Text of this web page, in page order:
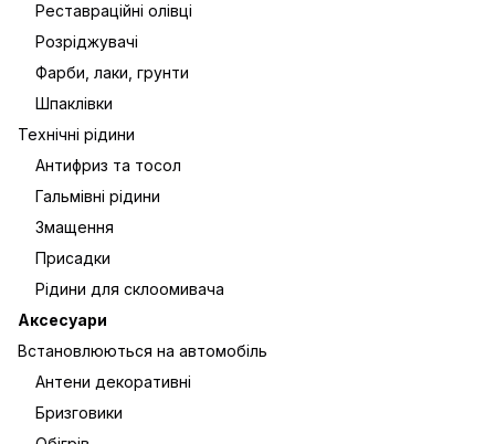
Реставраційні олівці
Розріджувачі
Фарби, лаки, грунти
Шпаклівки
Технічні рідини
Антифриз та тосол
Гальмівні рідини
Змащення
Присадки
Рідини для склоомивача
Аксесуари
Встановлюються на автомобіль
Антени декоративні
Бризговики